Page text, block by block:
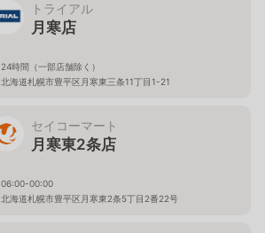
トライアル
月寒店
24時間（一部店舗除く）
北海道札幌市豊平区月寒東三条11丁目1-21
セイコーマート
月寒東2条店
06:00-00:00
北海道札幌市豊平区月寒東2条5丁目2番22号